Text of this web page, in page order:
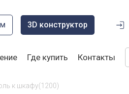
3D конструктор
Где купить Контакты
к шкафу(1200)